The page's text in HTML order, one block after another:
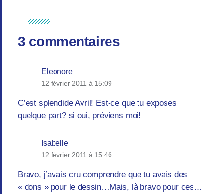
3 commentaires
Eleonore
12 février 2011 à 15:09
C’est splendide Avril! Est-ce que tu exposes
quelque part? si oui, préviens moi!
Isabelle
12 février 2011 à 15:46
Bravo, j’avais cru comprendre que tu avais des
« dons » pour le dessin…Mais, là bravo pour ces…